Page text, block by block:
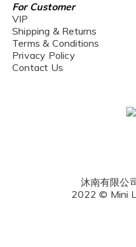
For Customer
VIP
Shipping & Returns
Terms & Conditions
Privacy Policy
Contact Us
沐南有限公
2022 © Mini